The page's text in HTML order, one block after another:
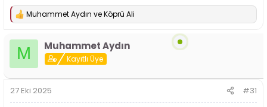
T
:
Muhammet Aydın veKöprü Ali
M Muhammet Aydın
Kayıtlı Üye
27 Eki 2025 #31